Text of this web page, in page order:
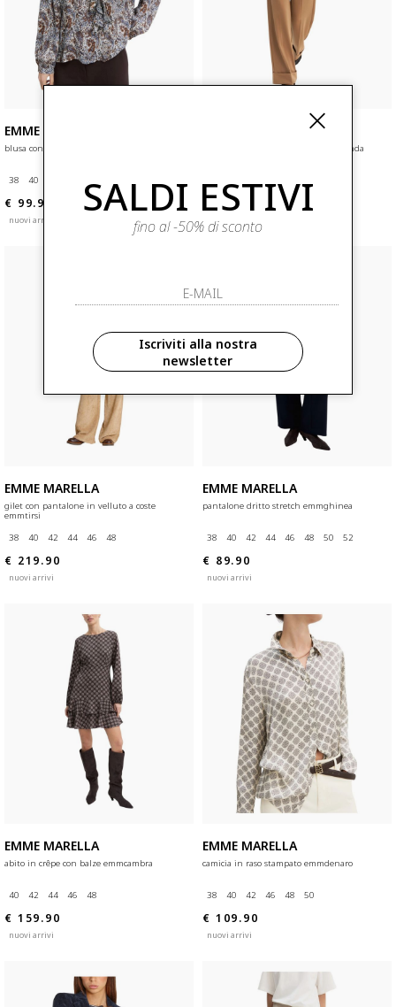
EMME MARELLA
blusa con volant emmdonare
38 40
€ 99.90
nuovi arrivi
pantalone in twill stretch emmbevanda
€ 99.90
nuovi arrivi
EMME MARELLA
gilet con pantalone in velluto a coste
emmtirsi
38
40 42 44 46 48
€ 219.90
nuovi arrivi
EMME MARELLA
pantalone dritto stretch emmghinea
38 40 42 44 46 48 50 52
€ 89.90
nuovi arrivi
EMME MARELLA
abito in crêpe con balze emmcambra
40 42 44 46 48
€ 159.90
nuovi arrivi
EMME MARELLA
camicia in raso stampato emmdenaro
38 40 42 46 48 50
€ 109.90
nuovi arrivi
SALDI ESTIVI
fino al -50% di sconto
Iscriviti alla nostra
newsletter